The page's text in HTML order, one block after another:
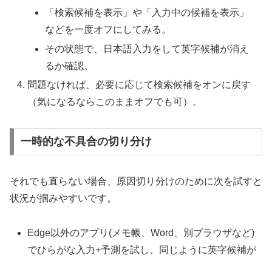
「検索候補を表示」や「入力中の候補を表示」
などを一度オフにしてみる。
その状態で、日本語入力をして英字候補が消え
るか確認。
問題なければ、必要に応じて検索候補をオンに戻す
（気になるならこのままオフでも可）。
一時的な不具合の切り分け
それでも直らない場合、原因切り分けのために次を試すと
状況が掴みやすいです。
Edge以外のアプリ(メモ帳、Word、別ブラウザなど)
でひらがな入力+予測を試し、同じように英字候補が